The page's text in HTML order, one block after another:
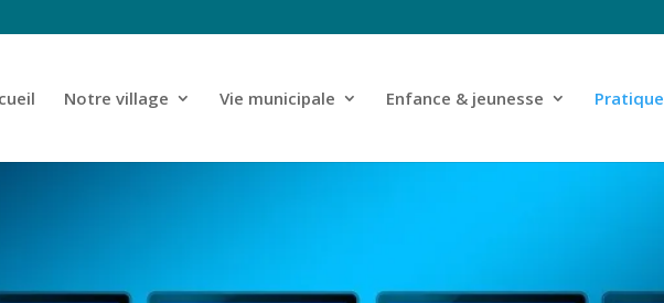
Notre village Vie municipale Enfance & jeunesse Pratique